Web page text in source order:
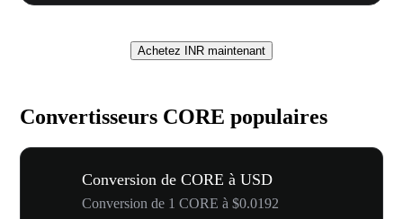
Achetez INR maintenant
Convertisseurs CORE populaires
Conversion de CORE à USD
Conversion de 1 CORE à $0.0192